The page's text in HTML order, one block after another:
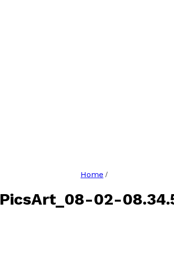
Home /
PicsArt_08-02-